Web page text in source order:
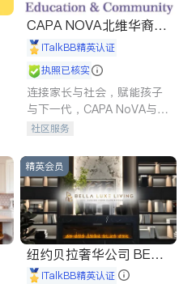
CAPA NOVA北维华裔家
长会iTalkBB精英认证
执照已核实
连接家长与社会，赋能孩子
与下一代，CAPA NoVA与您
携手建设包容、公平、充满
社区服务
精英会员
纽约贝拉奢华公司 BELL
A LUXE
iTalkBB精英认证